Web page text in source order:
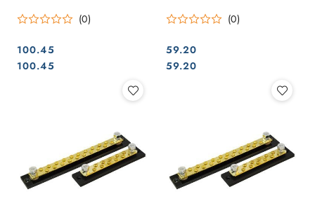
(0)
Cena:
100.45
Cena:
100.45
(0)
Cena:
59.20
Cena:
59.20